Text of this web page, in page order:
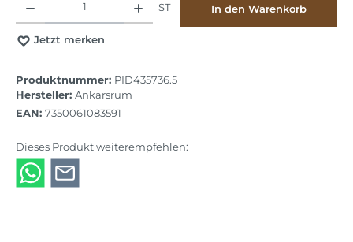
ST In den Warenkorb
Jetzt merken
Produktnummer: PID435736.5
Hersteller: Ankarsrum
EAN: 7350061083591
Dieses Produkt weiterempfehlen: